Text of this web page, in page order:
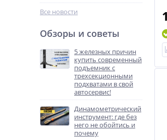
Все новости
Обзоры и советы
5 железных причин
купить современный
подъемник с
трехсекционными
подхватами в свой
автосервис!
Динамометрический
инструмент: где без
него не обойтись и
почему